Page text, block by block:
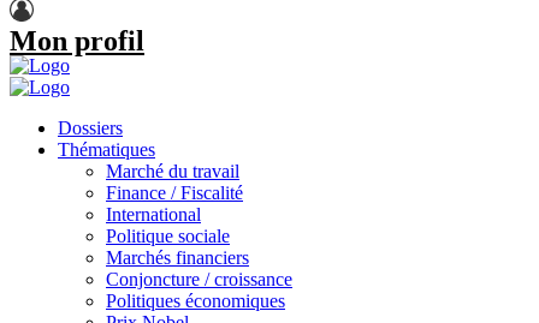
Mon profil
Dossiers
Thématiques
Marché du travail
Finance / Fiscalité
International
Politique sociale
Marchés financiers
Conjoncture / croissance
Politiques économiques